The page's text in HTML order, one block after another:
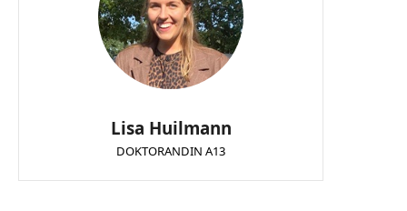
Lisa Huilmann
DOKTORANDIN A13